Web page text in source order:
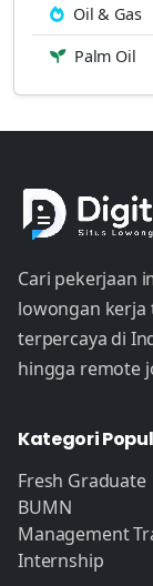
Oil & Gas
Palm Oil
Cari pekerjaan
lowongan kerja
terpercaya di
hingga remote
Kategori
Fresh Graduate
BUMN
Management
Internship